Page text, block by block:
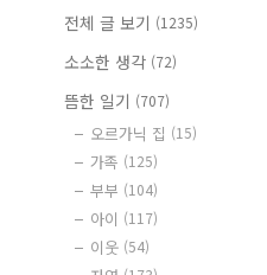
전체 글 보기 (1235)
소소한 생각 (72)
뜸한 일기 (707)
오르가닉 집 (15)
가족 (125)
부부 (104)
아이 (117)
이웃 (54)